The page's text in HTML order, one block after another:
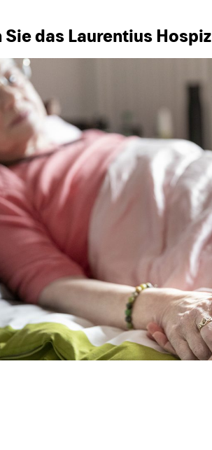
das Laurentius Hospiz